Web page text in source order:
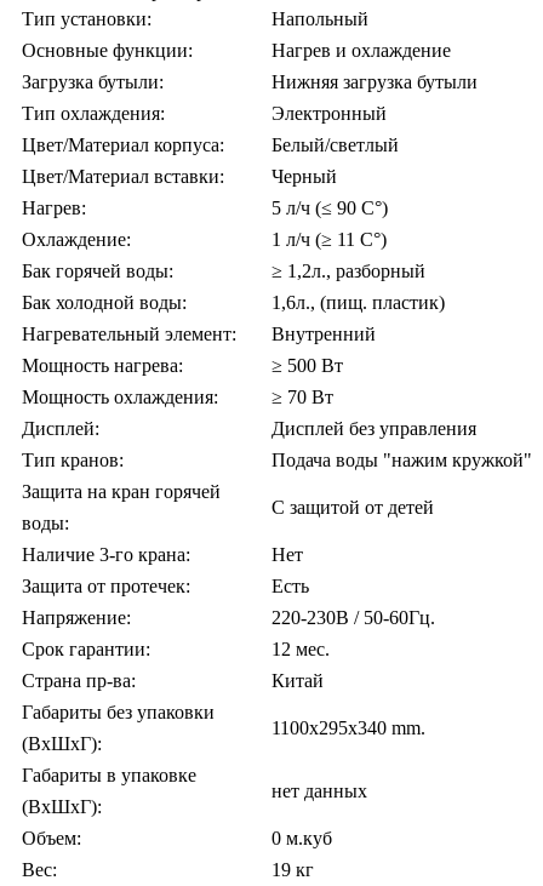
Тип установки:
Напольный
Основные функции:
Нагрев и охлаждение
Загрузка бутыли:
Нижняя загрузка бутыли
Тип охлаждения:
Электронный
Цвет/Материал корпуса:
Белый/светлый
Цвет/Материал вставки:
Черный
Нагрев:
5 л/ч (≤ 90 C°)
Охлаждение:
1 л/ч (≥ 11 C°)
Бак горячей воды:
≥ 1,2л., разборный
Бак холодной воды:
1,6л., (пищ. пластик)
Нагревательный элемент:
Внутренний
Мощность нагрева:
≥ 500 Вт
Мощность охлаждения:
≥ 70 Вт
Дисплей:
Дисплей без управления
Тип кранов:
Подача воды "нажим кружкой"
Защита на кран горячей
воды:
С защитой от детей
Наличие 3-го крана:
Нет
Защита от протечек:
Есть
Напряжение:
220-230В / 50-60Гц.
Срок гарантии:
12 мес.
Страна пр-ва:
Китай
Габариты без упаковки
(ВxШxГ):
1100x295x340 mm.
Габариты в упаковке
(ВxШxГ):
нет данных
Объем:
0 м.куб
Вес:
19 кг